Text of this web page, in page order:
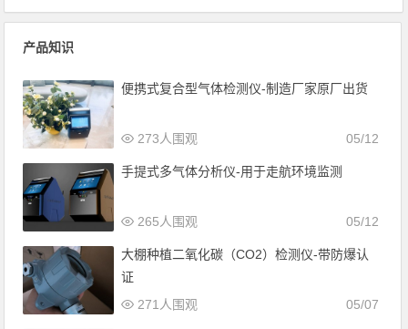
产品知识
便携式复合型气体检测仪-制造厂家原厂出货
05/12
273人围观
手提式多气体分析仪-用于走航环境监测
05/12
265人围观
大棚种植二氧化碳（CO2）检测仪-带防爆认
证
05/07
271人围观